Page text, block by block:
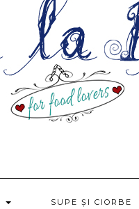
SUPE ȘI CIORBE